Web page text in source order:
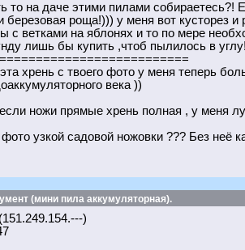
то на даче этими пилами собираетесь?!
березовая роща!))) у меня вот кусторез и
с ветками на яблонях и то по мере
лишь бы купить ,чтоб пылилось в
хрень с твоего фото у меня теперь
века ))
ножи прямые хрень полная , у меня
узкой садовой ножовки ??? Без неё
(мини пила аккумуляторная).
(151.249.154.---)